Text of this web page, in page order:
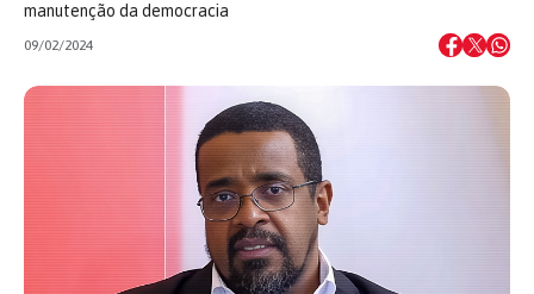
manutenção da democracia
09/02/2024